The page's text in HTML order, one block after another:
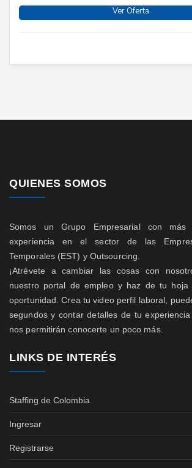
Ver Oferta
QUIENES SOMOS
Somos un Grupo Empresarial con
experiencia en el sector de las
Temporales (EST) y Outsourcing.
¡Atrévete a cambiar las cosas con
nuestro portal de empleo y haz de tu
oportunidad. Crea tu video perfil laboral,
segundos y contar detalles de tu
nos permitirán conocerte un poco más.
LINKS DE INTERÉS
Staffing de Colombia
Ingresar
Registrarse